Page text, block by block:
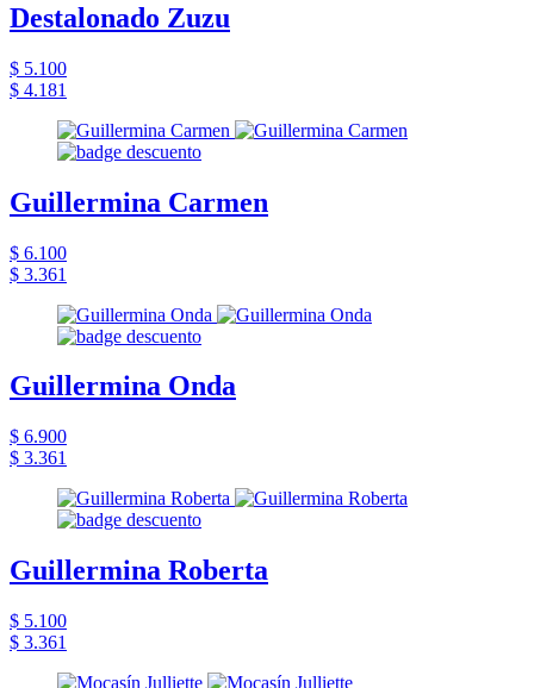
Destalonado Zuzu
$ 5.100
$ 4.181
Guillermina Carmen
$ 6.100
$ 3.361
Guillermina Onda
$ 6.900
$ 3.361
Guillermina Roberta
$ 5.100
$ 3.361